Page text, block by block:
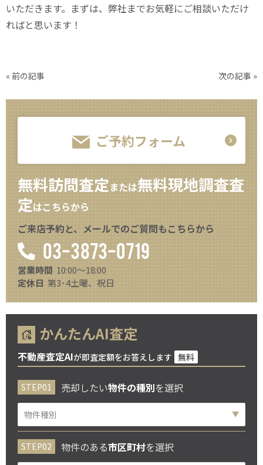
いただきます。まずは、弊社までお気軽にご相談いただけ
ればと思います！
« 前の記事 次の記事 »
ご予約フォーム
無料訪問査定または無料現地調査査
定はこちらから
ご来店予約と、メールでのご質問もこちらから
03-3873-0719
営業時間 10:00～18:00
定休日 第3･4土曜、祝日
かんたんAI査定
不動産査定AIが即査定額をお答えします 無料
売却したい物件の種別を選択
物件のある市区町村を選択